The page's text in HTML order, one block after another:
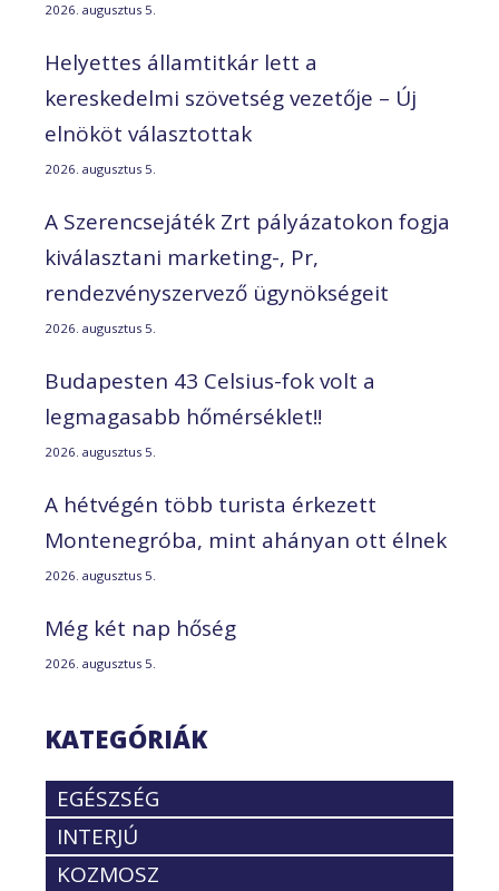
2026. augusztus 5.
Helyettes államtitkár lett a
kereskedelmi szövetség vezetője – Új
elnököt választottak
2026. augusztus 5.
A Szerencsejáték Zrt pályázatokon fogja
kiválasztani marketing-, Pr,
rendezvényszervező ügynökségeit
2026. augusztus 5.
Budapesten 43 Celsius-fok volt a
legmagasabb hőmérséklet!!
2026. augusztus 5.
A hétvégén több turista érkezett
Montenegróba, mint ahányan ott élnek
2026. augusztus 5.
Még két nap hőség
2026. augusztus 5.
KATEGÓRIÁK
EGÉSZSÉG
INTERJÚ
KOZMOSZ